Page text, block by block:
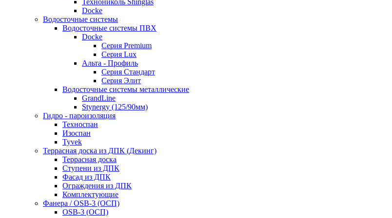
Технониколь Shinglas
Docke
Водосточные системы
Водосточные системы ПВХ
Docke
Серия Premium
Серия Lux
Альта - Профиль
Серия Стандарт
Серия Элит
Водосточные системы металлические
GrandLine
Stynergy (125/90мм)
Гидро - пароизоляция
Техноспан
Изоспан
Tyvek
Террасная доска из ДПК (Декинг)
Террасная доска
Ступени из ДПК
Фасад из ДПК
Ограждения из ДПК
Комплектующие
Фанера / OSB-3 (ОСП)
OSB-3 (ОСП)